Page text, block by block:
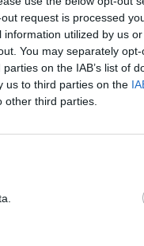
request is processed
utilized by us
You may separately
on the IAB’s list of
us to third parties on the
third parties.
azonnali
napok
a
megállhat.
országaiban az
a
szerepe volt
Investment